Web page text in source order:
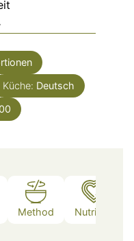
Küche: Deutsch
Method Nutrition